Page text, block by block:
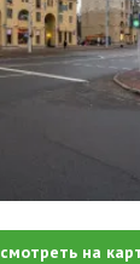
Другие разделы
на